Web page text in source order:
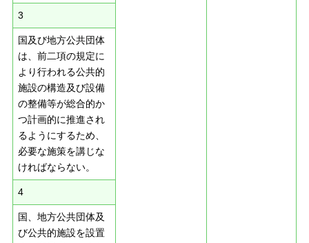
3
国及び地方公共団体
は、前二項の規定に
より行われる公共的
施設の構造及び設備
の整備等が総合的か
つ計画的に推進され
るようにするため、
必要な施策を講じな
ければならない。
4
国、地方公共団体及
び公共的施設を設置